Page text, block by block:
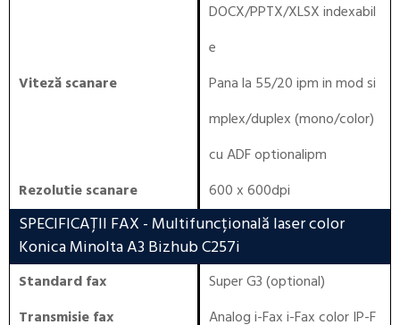
DOCX/PPTX/XLSX indexabil
e
Viteză scanare
Pana la 55/20 ipm in mod si
mplex/duplex (mono/color)
cu ADF optionalipm
Rezolutie scanare
600 x 600dpi
SPECIFICAȚII FAX - Multifuncțională laser color
Konica Minolta A3 Bizhub C257i
Standard fax
Super G3 (optional)
Transmisie fax
Analog i-Fax i-Fax color IP-F